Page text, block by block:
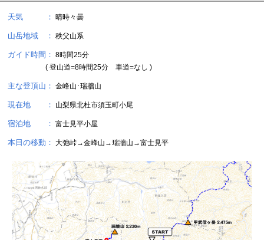
天気 ： 晴時々曇
山岳地域 ： 秩父山系
ガイド時間： 8時間25分
( 登山道=8時間25分 車道=なし )
主な登頂山： 金峰山･瑞牆山
現在地 ： 山梨県北杜市須玉町小尾
宿泊地 ： 富士見平小屋
本日の移動： 大弛峠→金峰山→瑞牆山→富士見平